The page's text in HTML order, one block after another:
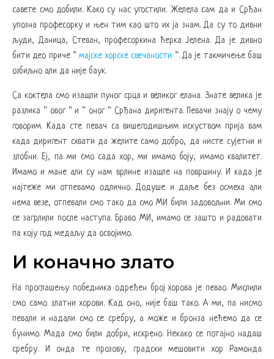
савете смо добили. Како су нас угостили. Желела сам да и Срђан
упозна професорку и њен тим као што их ја знам. Да су то дивни
људи, Даница, Стеван, професоркина ћерка Јелена. Да је дивно
бити део приче “мајске хорске свечаности “. Да је такмичење баш
озбиљно али да није баук.
Са коктела смо изашли пуног срца и великог елана. Знате велика је
разлика “ овог “ и “ оног “ Срђана диригента. Певачи знају о чему
говорим. Када сте певач са вишегодишњим искуством прија вам
када диригент схвати да желите само добро, да нисте сујетни и
злобни. Еј, па ми смо сада хор, ми имамо боју, имамо квалитет.
Имамо и мане али су нам врлине изашле на површину. И када је
најтеже ми отпевамо одлично. Додуше и даље без осмеха али
нема везе, отпевали смо тако да смо МИ били задовољни. Ми смо
се загрлили после наступа. Браво МИ, имамо се зашто и радовати
па коју год медаљу да освојимо.
И коначно злато
На проглашењу победника одређен број хорова је певао. Мислили
смо само златни хорови. Кад оно, није баш тако. А ми, па нисмо
певали и надали смо се сребру, а може и бронза нећемо да се
бунимо. Мада смо били добри, искрено. Некако се потајно надаш
сребру. И онда те прозову, градски мешовити хор Рамонда